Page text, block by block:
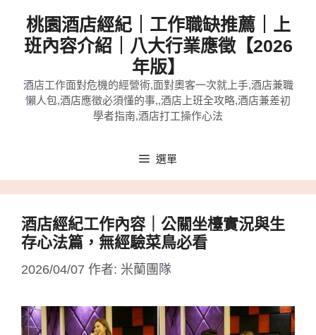
桃園酒店經紀｜工作職缺推薦｜上
班內容介紹｜八大行業應徵【2026
年版】
酒店工作面對危機的經營術,面對奧客一次就上手,酒店兼職
懶人包,酒店應徵必須懂的事,,酒店上班全攻略,酒店兼差初
學者指南,酒店打工操作心法
選單
酒店經紀工作內容｜公關坐檯實況與生
存心法篇，無經驗菜鳥必看
2026/04/07 作者: 米蘭團隊